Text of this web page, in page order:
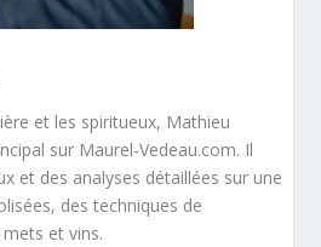
et les spiritueux, Mathieu
sur Maurel-Vedeau.com. Il
et des analyses détaillées sur une
des techniques de
et vins.